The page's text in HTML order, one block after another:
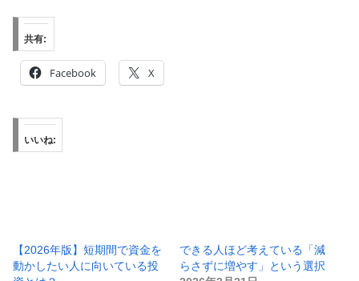
共有:
Facebook X
いいね:
【2026年版】短期間で資金を
動かしたい人に向いている投
できる人ほど考えている「減
らさずに増やす」という選択